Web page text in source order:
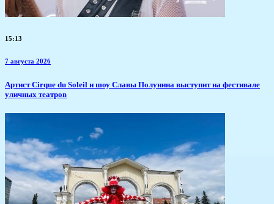
15:13
7 августа 2026
Артист Cirque du Soleil и шоу Славы Полунина выступит на фестивале
уличных театров